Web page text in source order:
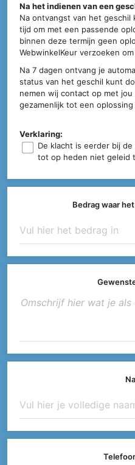
Na het indienen van een
Na ontvangst van het
tijd om met een passende
binnen deze termijn geen
WebwinkelKeur verzoeken
Na 7 dagen ontvang je
status van het geschil kunt
nemen wij contact op met
gezamenlijk tot een
Verklaring:
De klacht is eerder bij
tot op heden niet geleid
Bedrag waar